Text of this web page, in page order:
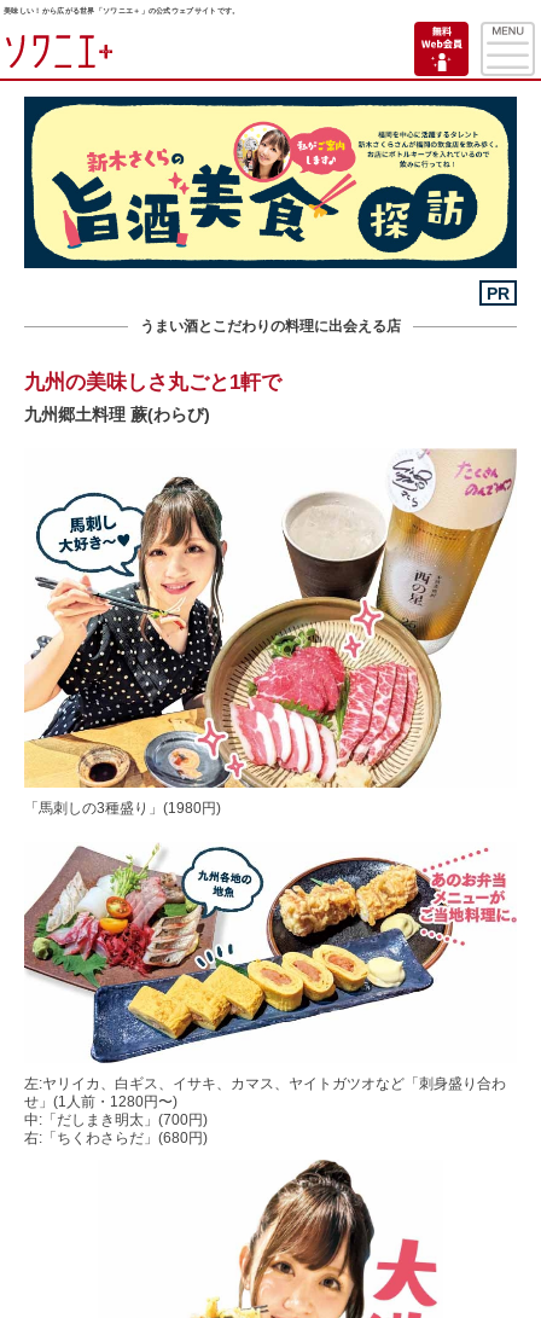
美味しい！から広がる世界「ソワニエ＋」の公式ウェブサイトです。
PR
うまい酒とこだわりの料理に出会える店
九州の美味しさ丸ごと1軒で
九州郷土料理 蕨(わらび)
「馬刺しの3種盛り」(1980円)
左:ヤリイカ、白ギス、イサキ、カマス、ヤイトガツオなど「刺身盛り合わ
せ」(1人前・1280円〜)
中:「だしまき明太」(700円)
右:「ちくわさらだ」(680円)